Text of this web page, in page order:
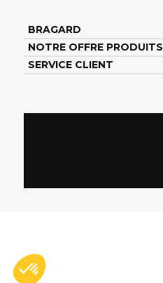
BRAGARD
NOTRE OFFRE PRODUITS
SERVICE CLIENT